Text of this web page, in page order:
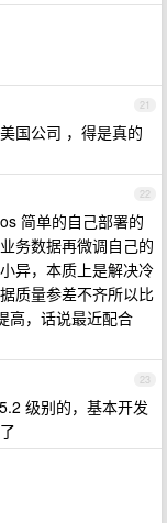
21
国公司 ，得是真的
22
简单的自己部署的
务数据再微调自己的
异，本质上是解决冷
质量参差不齐所以比
高，话说最近配合
23
级别的，基本开发